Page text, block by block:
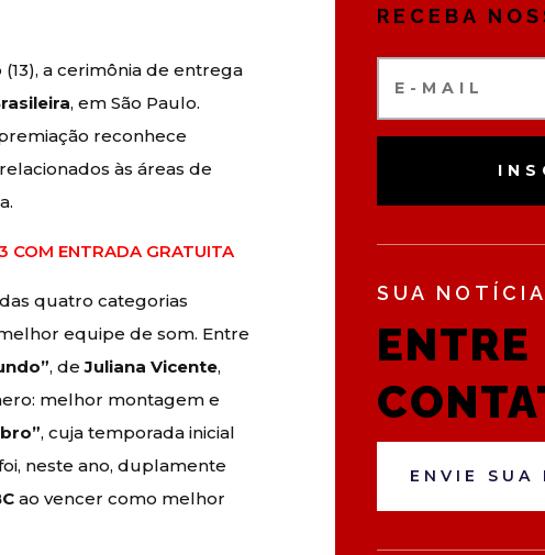
a cerimônia de entrega
, em São Paulo.
reconhece
às áreas de
COM ENTRADA GRATUITA
quatro categorias
equipe de som. Entre
, deJuliana Vicente,
melhor montagem e
, cuja temporada inicial
neste ano, duplamente
ao vencer como melhor
RECEBA
SUA
ENTRE
ENVIE SUA